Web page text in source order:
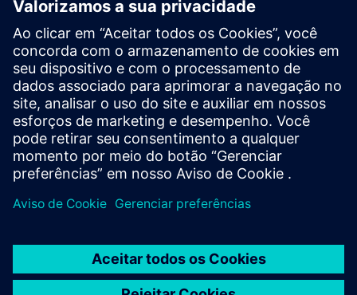
Xcelerator ao criar um novo produto, ou cria uma nova
solução para o cliente via integração do produto Siemens
Xcelerator com produto próprio
Service
Fornece um serviço para um produto/solução do Siemens
Xcelerator que ajuda o cliente a implementá-lo, integrá-lo,
operá-lo ou mantê-lo